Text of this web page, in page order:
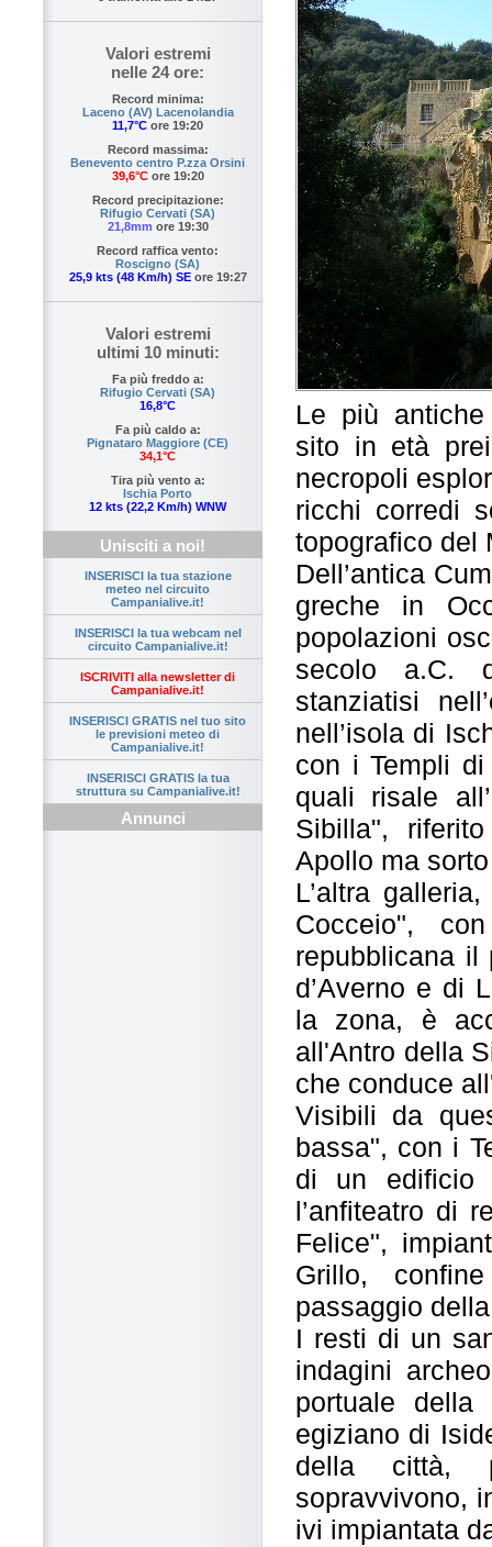
Valori estremi
nelle 24 ore:
Record minima:
Laceno (AV) Lacenolandia
11,7°C ore 19:20
Record massima:
Benevento centro P.zza Orsini
39,6°Core 19:20
Record precipitazione:
Rifugio Cervati (SA)
21,8mm ore 19:30
Record raffica vento:
Roscigno (SA)
25,9 kts (48 Km/h) SEore 19:27
Valori estremi
ultimi 10 minuti:
Fa più freddo a:
Rifugio Cervati (SA)
16,8°C
Fa più caldo a:
Pignataro Maggiore (CE)
34,1°C
Tira più vento a:
Ischia Porto
12 kts (22,2 Km/h) WNW
Unisciti a noi!
INSERISCI la tua stazione
meteo nel circuito
Campanialive.it!
INSERISCI la tua webcam nel
circuito Campanialive.it!
ISCRIVITI alla newsletter di
Campanialive.it!
INSERISCI GRATIS nel tuo sito
le previsioni meteo di
Campanialive.it!
INSERISCI GRATIS la tua
struttura su Campanialive.it!
Annunci
Le più
sito in età
necropoli
ricchi corredi
topografico del
Dell’antica
greche in
popolazioni
secolo a.C.
stanziatisi
nell’isola di
con i Templi
quali risale
Sibilla",
Apollo ma
L’altra
Cocceio",
repubblicana
d’Averno e di
la zona, è
all'Antro della
che conduce
Visibili da
bassa", con i
di un edificio
l’anfiteatro di
Felice",
Grillo,
passaggio
I resti di un
indagini
portuale
egiziano di
della città,
sopravvivono,
ivi impiantata